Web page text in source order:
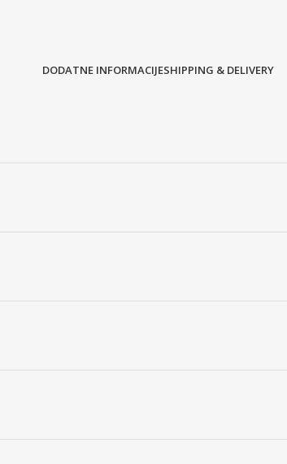
DODATNE INFORMACIJESHIPPING & DELIVERY